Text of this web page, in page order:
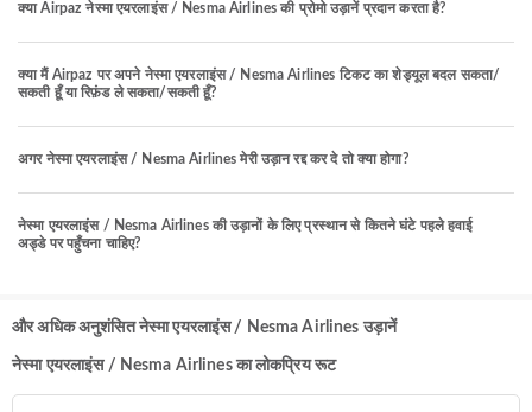
क्या Airpaz नेस्मा एयरलाइंस / Nesma Airlines की प्रोमो उड़ानें प्रदान करता है?
क्या मैं Airpaz पर अपने नेस्मा एयरलाइंस / Nesma Airlines टिकट का शेड्यूल बदल सकता/
सकती हूँ या रिफ़ंड ले सकता/सकती हूँ?
अगर नेस्मा एयरलाइंस / Nesma Airlines मेरी उड़ान रद्द कर दे तो क्या होगा?
नेस्मा एयरलाइंस / Nesma Airlines की उड़ानों के लिए प्रस्थान से कितने घंटे पहले हवाई
अड्डे पर पहुँचना चाहिए?
और अधिक अनुशंसित नेस्मा एयरलाइंस / Nesma Airlines उड़ानें
नेस्मा एयरलाइंस / Nesma Airlines का लोकप्रिय रूट